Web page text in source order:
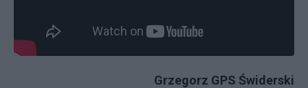
Grzegorz GPS Świderski